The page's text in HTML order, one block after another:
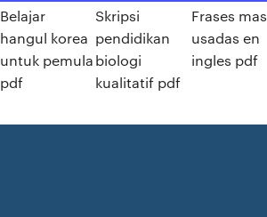
Belajar
hangul korea
untuk pemula
pdf
Skripsi
pendidikan
biologi
kualitatif pdf
Frases mas
usadas en
ingles pdf